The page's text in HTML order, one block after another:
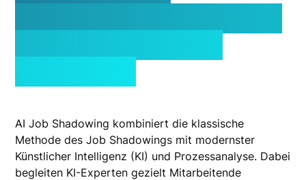
AI Job Shadowing kombiniert die klassische
Methode des Job Shadowings mit modernster
Künstlicher Intelligenz (KI) und Prozessanalyse. Dabei
begleiten KI-Experten gezielt Mitarbeitende